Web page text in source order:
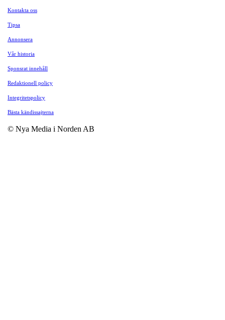
Kontakta oss
Tipsa
Annonsera
Vår historia
Sponsrat innehåll
Redaktionell policy
Integritetspolicy
Bästa kändissajterna
© Nya Media i Norden AB